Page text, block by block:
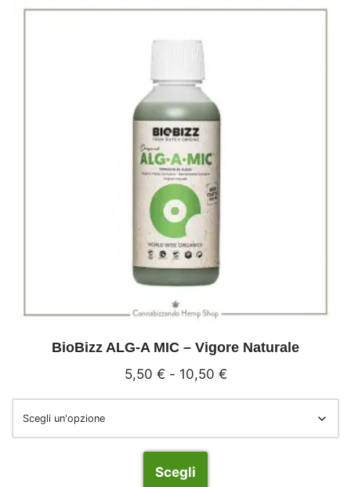
BioBizz ALG-A MIC – Vigore Naturale
5,50 € - 10,50 €
Scegli